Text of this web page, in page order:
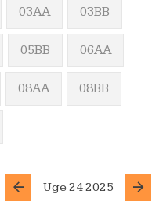
03AA 03BB
05BB 06AA
08AA 08BB
Uge 24 2025